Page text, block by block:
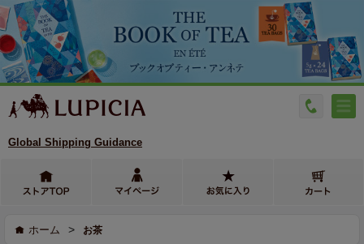
Global Shipping Guidance
ホーム > お茶